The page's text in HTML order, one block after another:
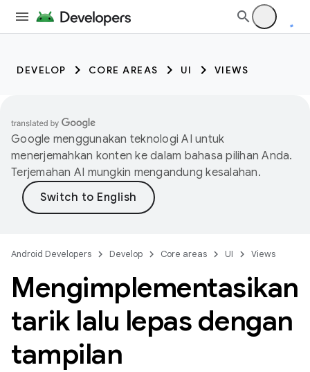
DEVELOP CORE AREAS UI VIEWS
Google menggunakan teknologi AI untuk
menerjemahkan konten ke dalam bahasa pilihan Anda.
Terjemahan AI mungkin mengandung kesalahan.
Android Developers Develop Core areas UI Views
Mengimplementasikan
tarik lalu lepas dengan
tampilan